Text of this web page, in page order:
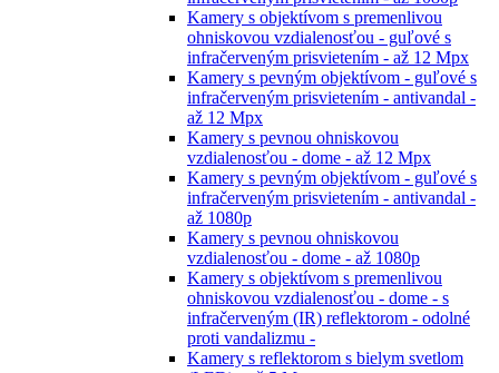
Kamery s objektívom s premenlivou
ohniskovou vzdialenosťou - guľové s
infračerveným prisvietením - až 12 Mpx
Kamery s pevným objektívom - guľové s
infračerveným prisvietením - antivandal -
až 12 Mpx
Kamery s pevnou ohniskovou
vzdialenosťou - dome - až 12 Mpx
Kamery s pevným objektívom - guľové s
infračerveným prisvietením - antivandal -
až 1080p
Kamery s pevnou ohniskovou
vzdialenosťou - dome - až 1080p
Kamery s objektívom s premenlivou
ohniskovou vzdialenosťou - dome - s
infračerveným (IR) reflektorom - odolné
proti vandalizmu -
Kamery s reflektorom s bielym svetlom